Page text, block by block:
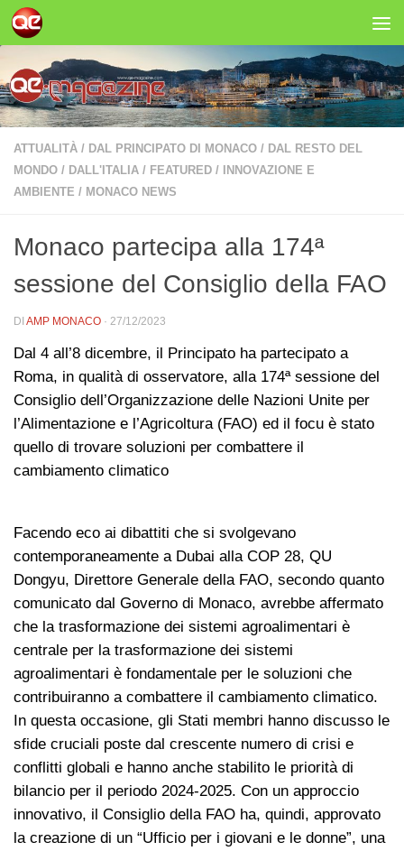
Salta al contenuto
ATTUALITÀ / DAL PRINCIPATO DI MONACO / DAL RESTO DEL
MONDO / DALL'ITALIA / FEATURED /
INNOVAZIONE E
AMBIENTE / MONACO NEWS
Monaco partecipa alla 174ª
sessione del Consiglio della FAO
DI AMP MONACO · 27/12/2023
Dal 4 all’8 dicembre, il Principato ha partecipato a
Roma, in qualità di osservatore, alla 174ª sessione del
Consiglio dell’Organizzazione delle Nazioni Unite per
l’Alimentazione e l’Agricoltura (FAO) ed il focu è stato
quello di trovare soluzioni per combattere il
cambiamento climatico
Facendo eco ai dibattiti che si svolgevano
contemporaneamente a Dubai alla COP 28, QU
Dongyu, Direttore Generale della FAO, secondo quanto
comunicato dal Governo di Monaco, avrebbe affermato
che la trasformazione dei sistemi agroalimentari è
centrale per la trasformazione dei sistemi
agroalimentari è fondamentale per le soluzioni che
contribuiranno a combattere il cambiamento climatico.
In questa occasione, gli Stati membri hanno discusso le
sfide cruciali poste dal crescente numero di crisi e
conflitti globali e hanno anche stabilito le priorità di
bilancio per il periodo 2024-2025. Con un approccio
innovativo, il Consiglio della FAO ha, quindi, approvato
la creazione di un “Ufficio per i giovani e le donne”, una